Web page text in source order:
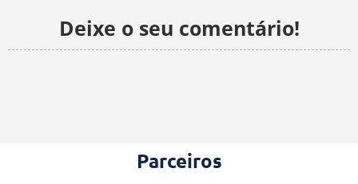
Deixe o seu comentário!
Parceiros